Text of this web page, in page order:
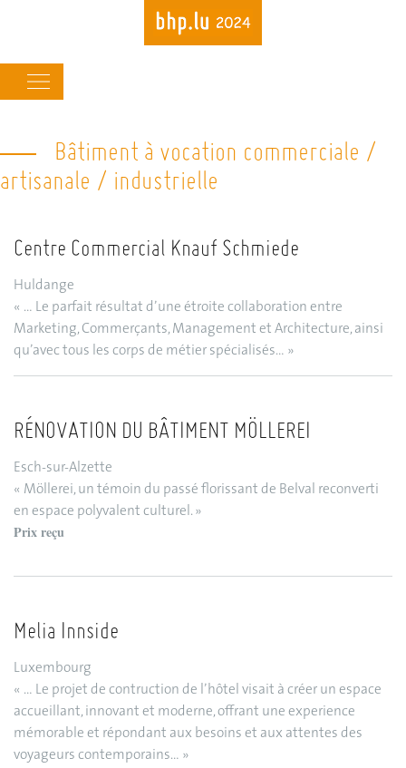
Skip
to
main
navigation
Bâtiment à vocation commerciale /
artisanale / industrielle
Centre Commercial Knauf Schmiede
Huldange
« … Le parfait résultat d’une étroite collaboration entre
Marketing, Commerçants, Management et Architecture, ainsi
qu’avec tous les corps de métier spécialisés… »
RÉNOVATION DU BÂTIMENT MÖLLEREI
Esch-sur-Alzette
« Möllerei, un témoin du passé florissant de Belval reconverti
en espace polyvalent culturel. »
Prix reçu
Melia Innside
Luxembourg
« … Le projet de contruction de l’hôtel visait à créer un espace
accueillant, innovant et moderne, offrant une experience
mémorable et répondant aux besoins et aux attentes des
voyageurs contemporains… »